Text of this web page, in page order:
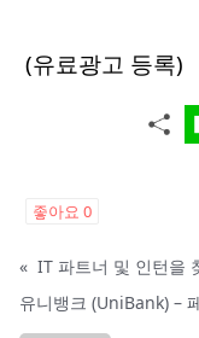
(유료광고 등록)
좋아요 0
« IT 파트너 및 인턴을